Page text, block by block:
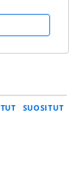
SUOSITUT